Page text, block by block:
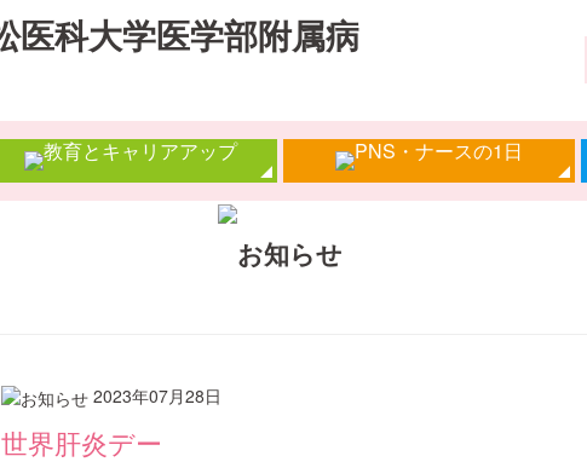
2023年07月28日
世界肝炎デー